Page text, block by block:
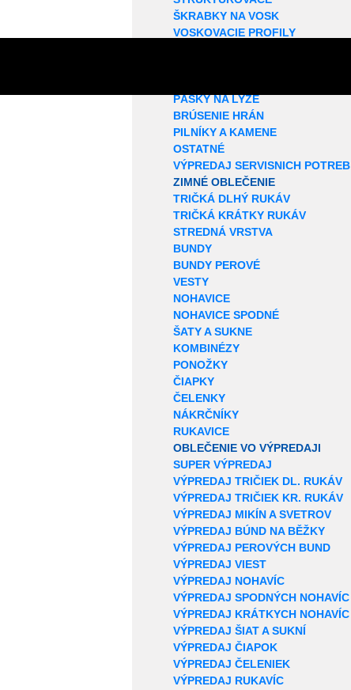
ŠKRABKY NA VOSK
VOSKOVACIE PROFILY
PÁSKY NA LYŽE
BRÚSENIE HRÁN
PILNÍKY A KAMENE
OSTATNÉ
VÝPREDAJ SERVISNICH POTREB
ZIMNÉ OBLEČENIE
TRIČKÁ DLHÝ RUKÁV
TRIČKÁ KRÁTKY RUKÁV
STREDNÁ VRSTVA
BUNDY
BUNDY PEROVÉ
VESTY
NOHAVICE
NOHAVICE SPODNÉ
ŠATY A SUKNE
KOMBINÉZY
PONOŽKY
ČIAPKY
ČELENKY
NÁKRČNÍKY
RUKAVICE
OBLEČENIE VO VÝPREDAJI
SUPER VÝPREDAJ
VÝPREDAJ TRIČIEK DL. RUKÁV
VÝPREDAJ TRIČIEK KR. RUKÁV
VÝPREDAJ MIKÍN A SVETROV
VÝPREDAJ BÚND NA BĚŽKY
VÝPREDAJ PEROVÝCH BUND
VÝPREDAJ VIEST
VÝPREDAJ NOHAVÍC
VÝPREDAJ SPODNÝCH NOHAVÍC
VÝPREDAJ KRÁTKYCH NOHAVÍC
VÝPREDAJ ŠIAT A SUKNÍ
VÝPREDAJ ČIAPOK
VÝPREDAJ ČELENIEK
VÝPREDAJ RUKAVÍC